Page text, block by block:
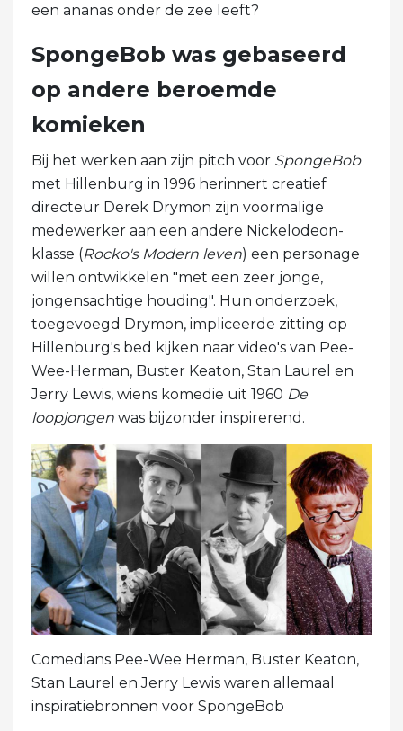
een ananas onder de zee leeft?
SpongeBob was gebaseerd
op andere beroemde
komieken
Bij het werken aan zijn pitch voor SpongeBob
met Hillenburg in 1996 herinnert creatief
directeur Derek Drymon zijn voormalige
medewerker aan een andere Nickelodeon-
klasse (Rocko's Modern leven) een personage
willen ontwikkelen "met een zeer jonge,
jongensachtige houding". Hun onderzoek,
toegevoegd Drymon, impliceerde zitting op
Hillenburg's bed kijken naar video's van Pee-
Wee-Herman, Buster Keaton, Stan Laurel en
Jerry Lewis, wiens komedie uit 1960 De
loopjongen was bijzonder inspirerend.
Comedians Pee-Wee Herman, Buster Keaton,
Stan Laurel en Jerry Lewis waren allemaal
inspiratiebronnen voor SpongeBob